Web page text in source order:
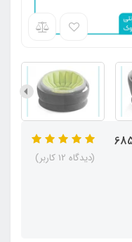
(دیدگاه 12 کاربر)